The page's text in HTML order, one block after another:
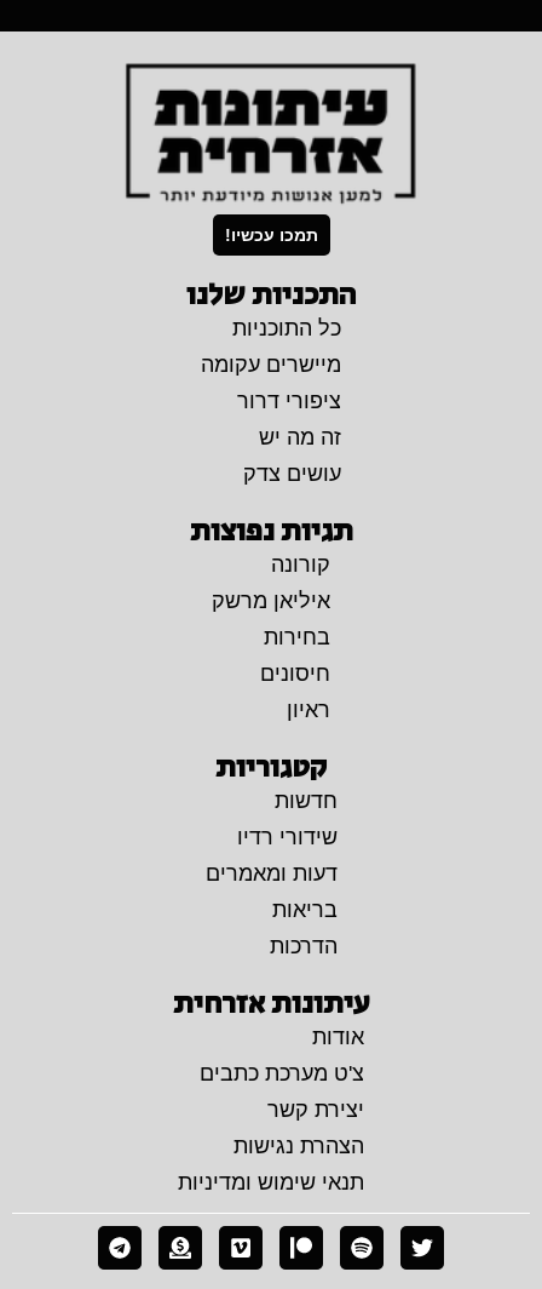
תמכו עכשיו!
התכניות שלנו
כל התוכניות
מיישרים עקומה
ציפורי דרור
זה מה יש
עושים צדק
תגיות נפוצות
קורונה
איליאן מרשק
בחירות
חיסונים
ראיון
קטגוריות
חדשות
שידורי רדיו
דעות ומאמרים
בריאות
הדרכות
עיתונות אזרחית
אודות
צ'ט מערכת כתבים
יצירת קשר
הצהרת נגישות
תנאי שימוש ומדיניות